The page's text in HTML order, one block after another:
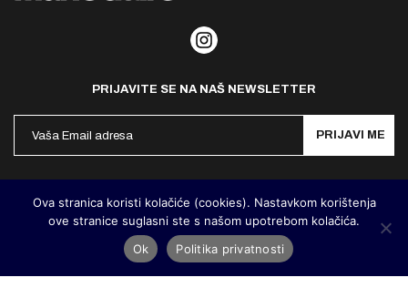
PRIJAVITE SE NA NAŠ NEWSLETTER
PRIJAVI ME
MarieClaire Hrvatska 2026. Designed and developed by Cubes
Ova stranica koristi kolačiće (cookies). Nastavkom korištenja
ove stranice suglasni ste s našom upotrebom kolačića.
Ok
Politika privatnosti